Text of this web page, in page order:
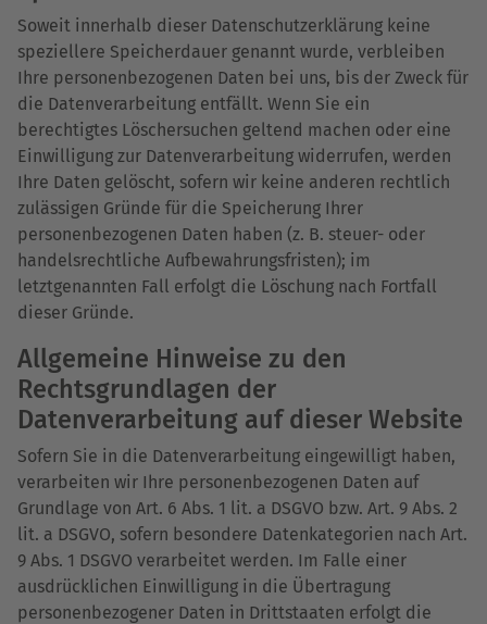
Soweit innerhalb dieser Datenschutzerklärung keine
speziellere Speicherdauer genannt wurde, verbleiben
Ihre personenbezogenen Daten bei uns, bis der Zweck für
die Datenverarbeitung entfällt. Wenn Sie ein
berechtigtes Löschersuchen geltend machen oder eine
Einwilligung zur Datenverarbeitung widerrufen, werden
Ihre Daten gelöscht, sofern wir keine anderen rechtlich
zulässigen Gründe für die Speicherung Ihrer
personenbezogenen Daten haben (z. B. steuer- oder
handelsrechtliche Aufbewahrungsfristen); im
letztgenannten Fall erfolgt die Löschung nach Fortfall
dieser Gründe.
Allgemeine Hinweise zu den
Rechtsgrundlagen der
Datenverarbeitung auf dieser Website
Sofern Sie in die Datenverarbeitung eingewilligt haben,
verarbeiten wir Ihre personenbezogenen Daten auf
Grundlage von Art. 6 Abs. 1 lit. a DSGVO bzw. Art. 9 Abs. 2
lit. a DSGVO, sofern besondere Datenkategorien nach Art.
9 Abs. 1 DSGVO verarbeitet werden. Im Falle einer
ausdrücklichen Einwilligung in die Übertragung
personenbezogener Daten in Drittstaaten erfolgt die